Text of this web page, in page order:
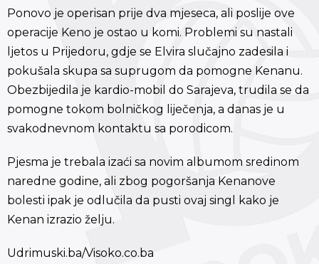
Ponovo je operisan prije dva mjeseca, ali poslije ove
operacije Keno je ostao u komi. Problemi su nastali
ljetos u Prijedoru, gdje se Elvira slučajno zadesila i
pokušala skupa sa suprugom da pomogne Kenanu.
Obezbijedila je kardio-mobil do Sarajeva, trudila se da
pomogne tokom bolničkog liječenja, a danas je u
svakodnevnom kontaktu sa porodicom.
Pjesma je trebala izaći sa novim albumom sredinom
naredne godine, ali zbog pogoršanja Kenanove
bolesti ipak je odlučila da pusti ovaj singl kako je
Kenan izrazio želju.
Udrimuski.ba/Visoko.co.ba